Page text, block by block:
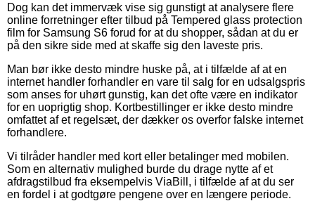
Dog kan det immervæk vise sig gunstigt at analysere flere
online forretninger efter tilbud på Tempered glass protection
film for Samsung S6 forud for at du shopper, sådan at du er
på den sikre side med at skaffe sig den laveste pris.
Man bør ikke desto mindre huske på, at i tilfælde af at en
internet handler forhandler en vare til salg for en udsalgspris
som anses for uhørt gunstig, kan det ofte være en indikator
for en uoprigtig shop. Kortbestillinger er ikke desto mindre
omfattet af et regelsæt, der dækker os overfor falske internet
forhandlere.
Vi tilråder handler med kort eller betalinger med mobilen.
Som en alternativ mulighed burde du drage nytte af et
afdragstilbud fra eksempelvis ViaBill, i tilfælde af at du ser
en fordel i at godtgøre pengene over en længere periode.